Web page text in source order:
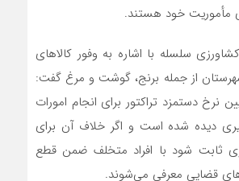
مأموریت خود هستند.
سلسله با اشاره به وفور کالاهای
از جمله برنج، گوشت و مرغ گفت:
نرخ دستمزد تراکتو‌ر برای انجام امورات
دیده شده است و اگر‌ خلاف آن برای
ثابت شود با افراد متخلف ضمن قطع
قضایی معرفی می‌شوند.